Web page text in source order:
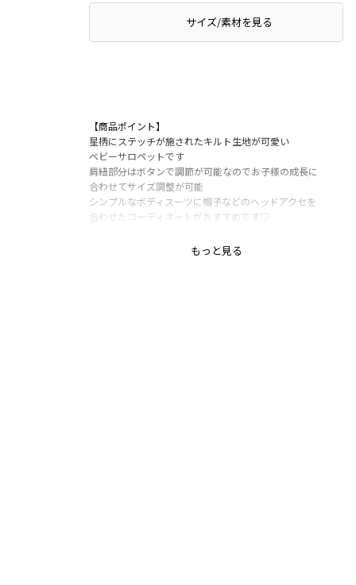
サイズ/素材を見る
【商品ポイント】
星柄にステッチが施されたキルト生地が可愛い
ベビーサロペットです
肩紐部分はボタンで調節が可能なのでお子様の成長に
合わせてサイズ調整が可能
シンプルなボディスーツに帽子などのヘッドアクセを
合わせたコーディネートがおすすめです♡
もっと見る